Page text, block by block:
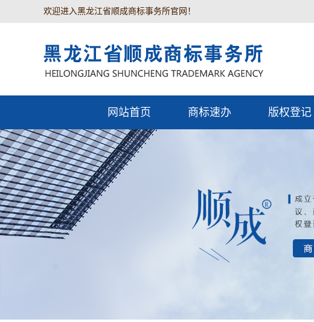
欢迎进入黑龙江省顺成商标事务所官网！
网站首页 商标速办 版权登记